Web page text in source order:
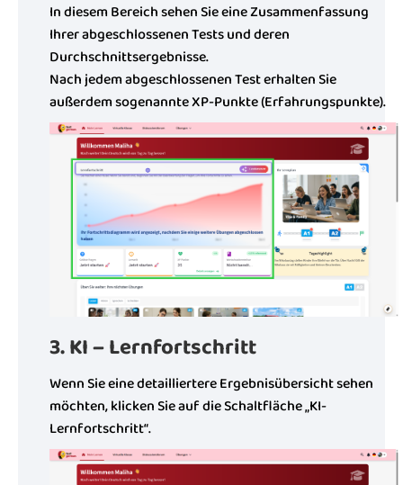
In diesem Bereich sehen Sie eine Zusammenfassung
Ihrer abgeschlossenen Tests und deren
Durchschnittsergebnisse.
Nach jedem abgeschlossenen Test erhalten Sie
außerdem sogenannte XP-Punkte (Erfahrungspunkte).
3. KI – Lernfortschritt
Wenn Sie eine detailliertere Ergebnisübersicht sehen
möchten, klicken Sie auf die Schaltfläche „KI-
Lernfortschritt“.